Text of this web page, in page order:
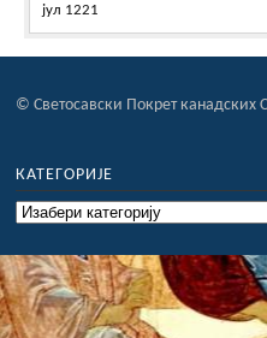
јул 1221
© Светосавски Покрет канадских
КАТЕГОРИЈЕ
Категорије